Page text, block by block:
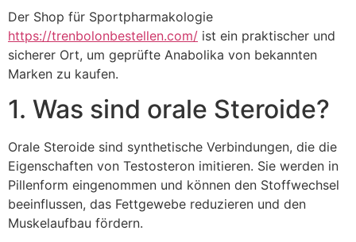
Der Shop für Sportpharmakologie
https://trenbolonbestellen.com/ ist ein praktischer und
sicherer Ort, um geprüfte Anabolika von bekannten
Marken zu kaufen.
1. Was sind orale Steroide?
Orale Steroide sind synthetische Verbindungen, die die
Eigenschaften von Testosteron imitieren. Sie werden in
Pillenform eingenommen und können den Stoffwechsel
beeinflussen, das Fettgewebe reduzieren und den
Muskelaufbau fördern.